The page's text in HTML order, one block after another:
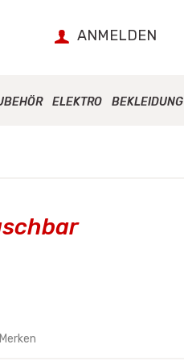
ANMELDEN
ELEKTRO BEKLEIDUNG
Merken